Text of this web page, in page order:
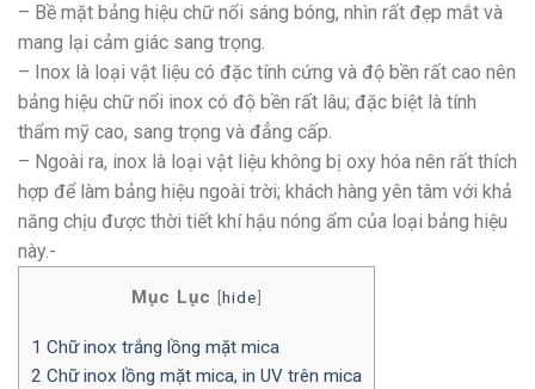
– Bề mặt bảng hiệu chữ nổi sáng bóng, nhìn rất đẹp mắt và
mang lại cảm giác sang trọng.
– Inox là loại vật liệu có đặc tính cứng và độ bền rất cao nên
bảng hiệu chữ nổi inox có độ bền rất lâu; đặc biệt là tính
thẩm mỹ cao, sang trọng và đẳng cấp.
– Ngoài ra, inox là loại vật liệu không bị oxy hóa nên rất thích
hợp để làm bảng hiệu ngoài trời; khách hàng yên tâm với khả
năng chịu được thời tiết khí hậu nóng ẩm của loại bảng hiệu
này.-
Mục Lục [hide]
1 Chữ inox trắng lồng mặt mica
2 Chữ inox lồng mặt mica, in UV trên mica